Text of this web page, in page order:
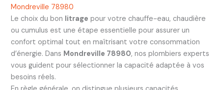
Mondreville 78980
Le choix du bon litrage pour votre chauffe-eau, chaudière
ou cumulus est une étape essentielle pour assurer un
confort optimal tout en maîtrisant votre consommation
d’énergie. Dans Mondreville 78980, nos plombiers experts
vous guident pour sélectionner la capacité adaptée à vos
besoins réels.